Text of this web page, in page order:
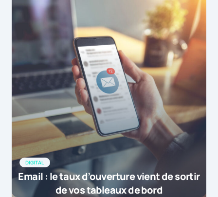
DIGITAL
Email : le taux d’ouverture vient de sortir
de vos tableaux de bord